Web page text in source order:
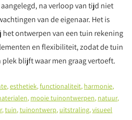
na verloop van tijd niet
van de eigenaar. Het is
ontwerpen van een tuin rekening
en flexibiliteit, zodat de tuin
blijft waar men graag vertoeft.
,esthetiek,functionaliteit, harmonie,
, mooie tuinontwerpen, natuur,
,tuin,tuinontwerp, uitstraling,visueel